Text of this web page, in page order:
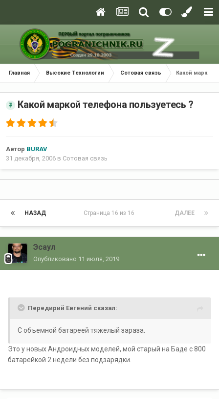
Главная Высокие Технологии Сотовая связь Какой маркой
Какой маркой телефона пользуетесь ?
Автор BURAV
31 декабря, 2006 в Сотовая связь
НАЗАД ДАЛЕЕ
Страница 16 из 16
Эсаул
Опубликовано 11 июля, 2019
Передирий Евгений сказал:
С объемной батареей тяжелый зараза.
Это у новых Андроидных моделей, мой старый на Баде с 800
батарейкой 2 недели без подзарядки.